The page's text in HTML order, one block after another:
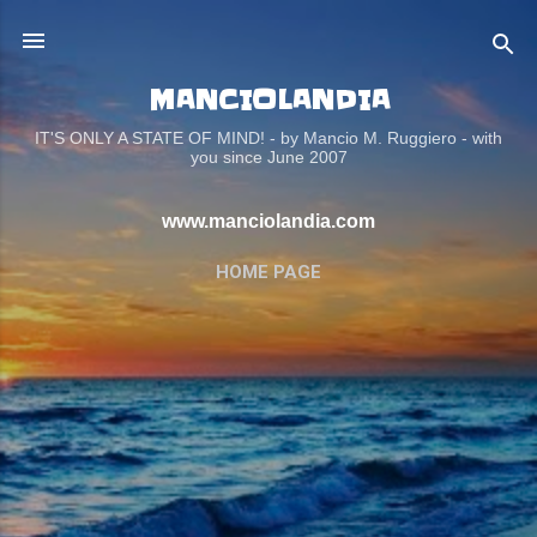
MANCIOLANDIA
IT'S ONLY A STATE OF MIND! - by Mancio M. Ruggiero - with
you since June 2007
www.manciolandia.com
HOME PAGE